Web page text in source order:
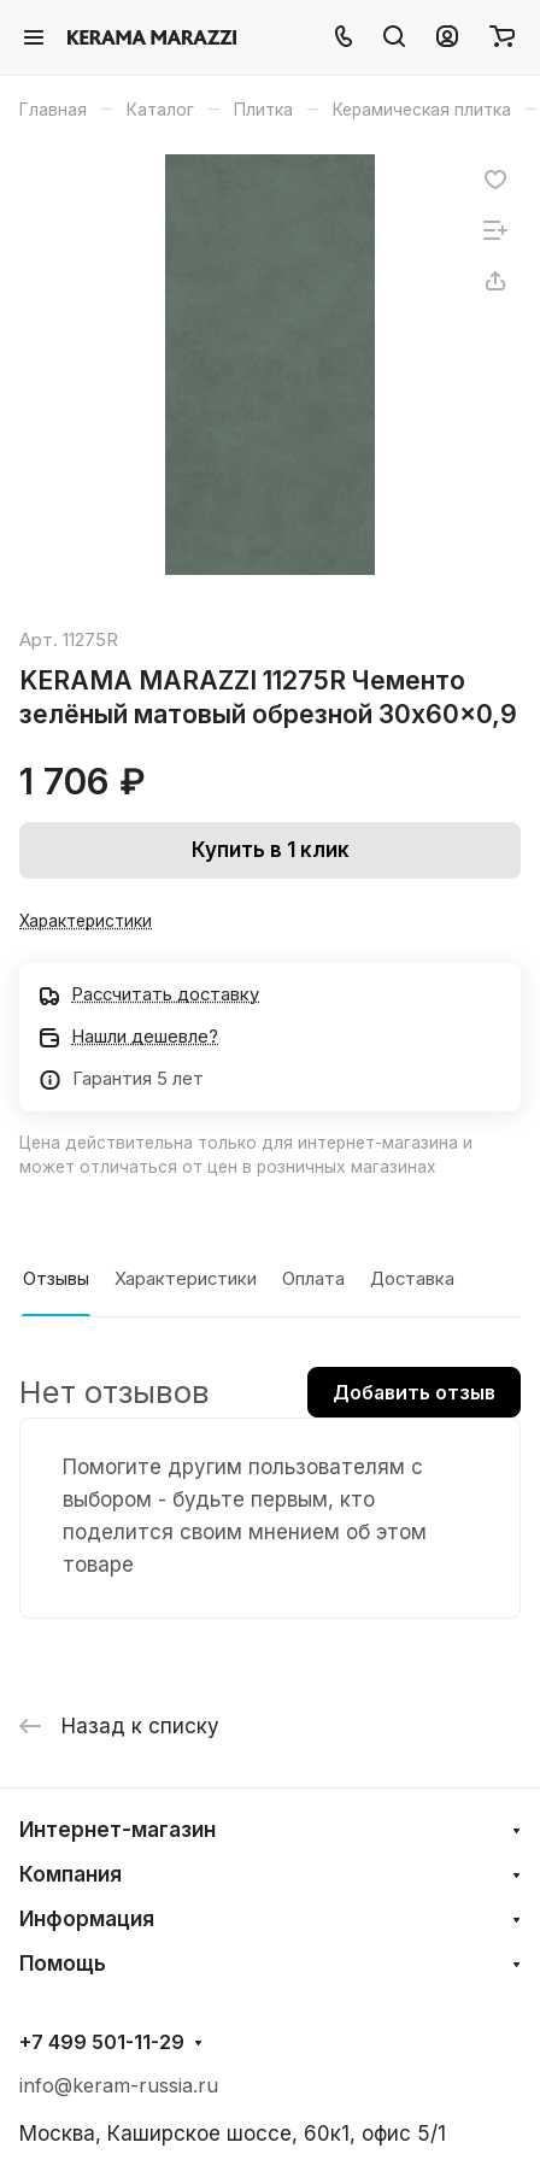
Главная – Каталог – Плитка – Керамическая плитка –
Арт. 11275R
KERAMA MARAZZI 11275R Чементо
зелёный матовый обрезной 30x60x0,9
1 706 ₽
Купить в 1 клик
Характеристики
Рассчитать доставку
Нашли дешевле?
Гарантия 5 лет
Цена действительна только для интернет-магазина и
может отличаться от цен в розничных магазинах
Отзывы Характеристики Оплата Доставка
Помогите другим пользователям с
выбором - будьте первым, кто
поделится своим мнением об этом
товаре
Нет отзывов Добавить отзыв
Назад к списку
Интернет-магазин
Компания
Информация
Помощь
+7 499 501-11-29
info@keram-russia.ru
Москва, Каширское шоссе, 60к1, офис 5/1